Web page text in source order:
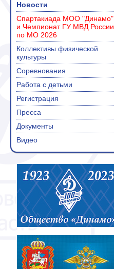
Новости
Спартакиада МОО "Динамо"
и Чемпионат ГУ МВД России
по МО 2026
Коллективы физической
культуры
Соревнования
Работа с детьми
Регистрация
Пресса
Документы
Видео